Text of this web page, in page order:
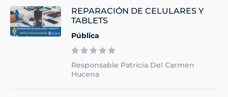
REPARACIÓN DE CELULARES Y
TABLETS
Pública
Responsable Patricia Del Carmen
Hucena